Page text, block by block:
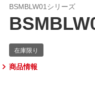
BSMBLW01シリーズ
商品情報